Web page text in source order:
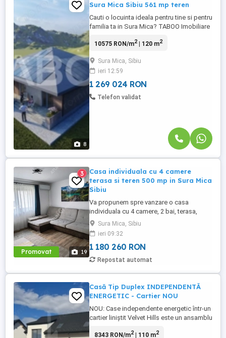
8
Sura Mica Sibiu 561 mp teren
Cauti o locuinta ideala pentru tine si pentru
familia ta in Sura Mica? TABOO Imobiliare
construita pe un singur nivel cu 4 camere
suprafata totala de 561 mp iar suprafata
utila a casei este de 120 mp. Structura
cladirii este ...
10575 RON/m2| 120 m2
Sura Mica, Sibiu
ieri 12:59
1 269 024 RON
Telefon validat
Promovat 19
3
Casa individuala cu 4 camere
terasa si teren 500 mp in Sura Mica
Sibiu
Va propunem spre vanzare o casa
individuala cu 4 camere, 2 bai, terasa,
amplasata pe un teren de 500 mp, situata
in Sura Mica, la 5 minute de orasul Sibiu.
Casa are suprafata utila de 99 mp,
distribuita integral pe parter si compusa
din hol de acces dotat cu cuier si
pantofar, living, 3 dormitoare, ...
Sura Mica, Sibiu
ieri 09:32
1 180 260 RON
Repostat automat
Casă Tip Duplex INDEPENDENTĂ
ENERGETIC - Cartier NOU
NOU: Case independente energetic într-un
cartier liniștit Velvet Hills este un ansamblu
arhitectural unitar, formată din 68 de case
8343 RON/m2| 110 m2